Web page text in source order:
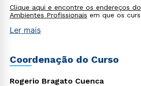
Clique aqui e encontre os endereços
Ambientes Profissionais em que os
Ler mais
Coordenação do Curso
Rogerio Bragato Cuenca
ou
Estou de acordo com aPolítica de